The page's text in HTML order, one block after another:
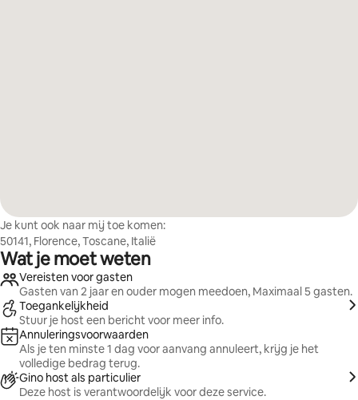
Je kunt ook naar mij toe komen:
50141, Florence, Toscane, Italië
Wat je moet weten
Vereisten voor gasten
Gasten van 2 jaar en ouder mogen meedoen, Maximaal 5 gasten.
Toegankelijkheid
Stuur je host een bericht voor meer info.
Annuleringsvoorwaarden
Als je ten minste 1 dag voor aanvang annuleert, krijg je het
volledige bedrag terug.
Gino host als particulier
Deze host is verantwoordelijk voor deze service.